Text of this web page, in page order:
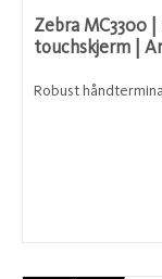
Zebra MC3300
touchskjerm |
Robust